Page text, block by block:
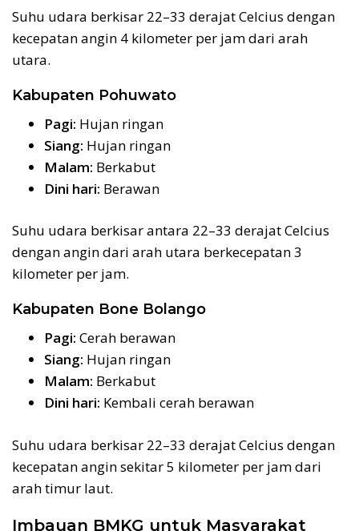
Suhu udara berkisar 22–33 derajat Celcius dengan
kecepatan angin 4 kilometer per jam dari arah
utara.
Kabupaten Pohuwato
Pagi: Hujan ringan
Siang: Hujan ringan
Malam: Berkabut
Dini hari: Berawan
Suhu udara berkisar antara 22–33 derajat Celcius
dengan angin dari arah utara berkecepatan 3
kilometer per jam.
Kabupaten Bone Bolango
Pagi: Cerah berawan
Siang: Hujan ringan
Malam: Berkabut
Dini hari: Kembali cerah berawan
Suhu udara berkisar 22–33 derajat Celcius dengan
kecepatan angin sekitar 5 kilometer per jam dari
arah timur laut.
Imbauan BMKG untuk Masyarakat